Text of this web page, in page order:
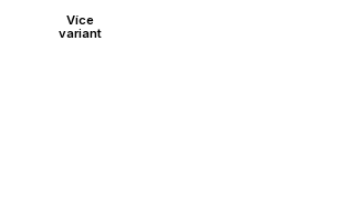
Více
variant